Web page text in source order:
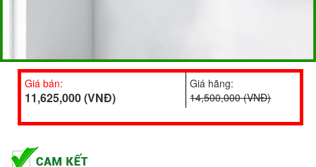
Giá bán:
11,625,000 (VNĐ)
Giá hãng:
14,500,000 (VNĐ)